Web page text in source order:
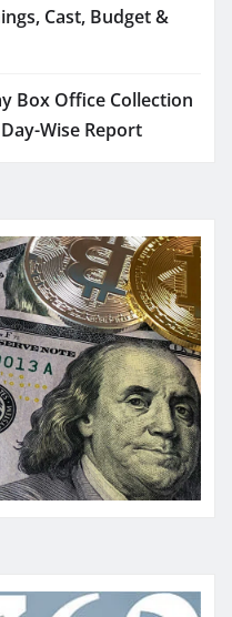
Cast, Budget &
Box Office Collection
Wise Report